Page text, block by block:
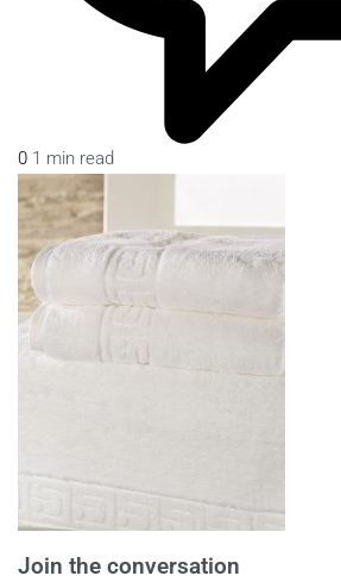
0 1 min read
Join the conversation